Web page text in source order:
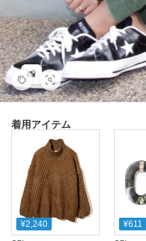
📸
着用アイテム
¥2,240 ¥611